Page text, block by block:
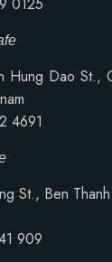
Hung Dao St.,
4691
St., Ben
909